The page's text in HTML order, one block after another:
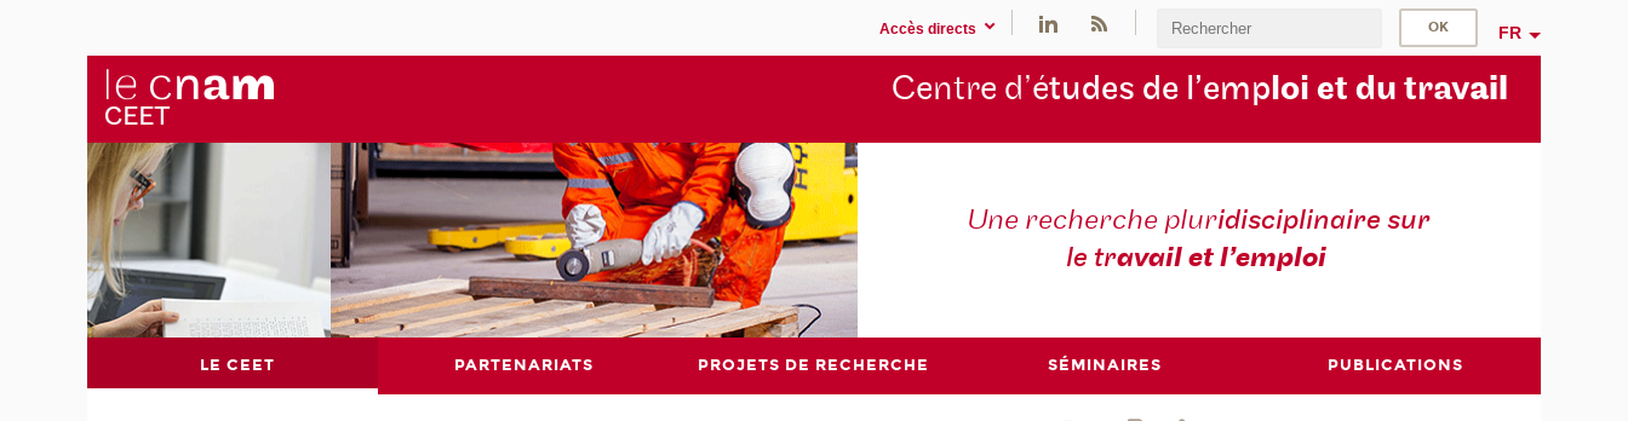
Accès directs FR
Centre d’études de l’emploi et du travail
Une recherche pluridisciplinaire sur
le travail et l’emploi
LE CEET PARTENARIATS PROJETS DE RECHERCHE SÉMINAIRES PUBLICATIONS